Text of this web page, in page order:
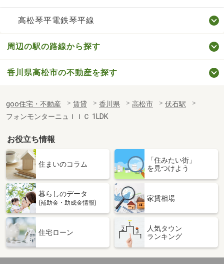
高松琴平電鉄琴平線
周辺の駅の路線から探す
香川県高松市の不動産を探す
goo住宅・不動産 賃貸 香川県 高松市
伏石駅
フォンモンターニュＩＩＣ 1LDK
お役立ち情報
住まいのコラム
「住みたい街」
を見つけよう
暮らしのデータ
(補助金・助成金情報)
家賃相場
住宅ローン
人気タウン
ランキング